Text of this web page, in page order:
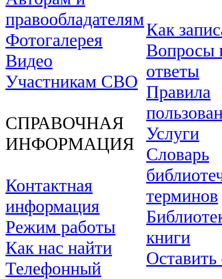
правообладателям
Фотогалерея
Видео
Участникам СВО
СПРАВОЧНАЯ
ИНФОРМАЦИЯ
Контактная
информация
Режим работы
Как нас найти
Телефонный
Как
Вопросы
ответы
Правила
Услуги
Словарь
терминов
книги
Оставить